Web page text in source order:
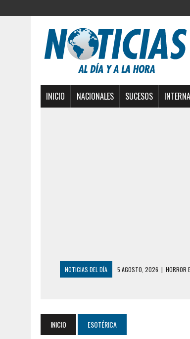
INICIO NACIONALES SUCESOS
NOTICIAS DEL DÍA 5 AGOSTO, 2026 | HORROR
3 AGOSTO, 2026
2 AGOSTO, 2026 | AYUDABA A PERSONAS EN
INICIO ESOTÉRICA